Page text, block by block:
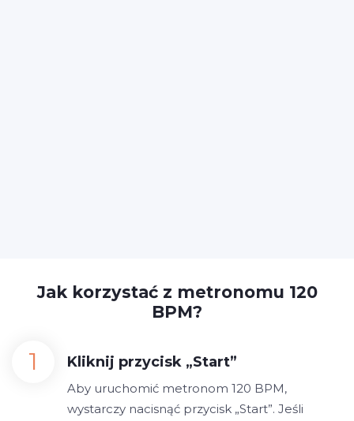
Jak korzystać z metronomu 120
BPM?
Kliknij przycisk „Start”
Aby uruchomić metronom 120 BPM,
wystarczy nacisnąć przycisk „Start”. Jeśli